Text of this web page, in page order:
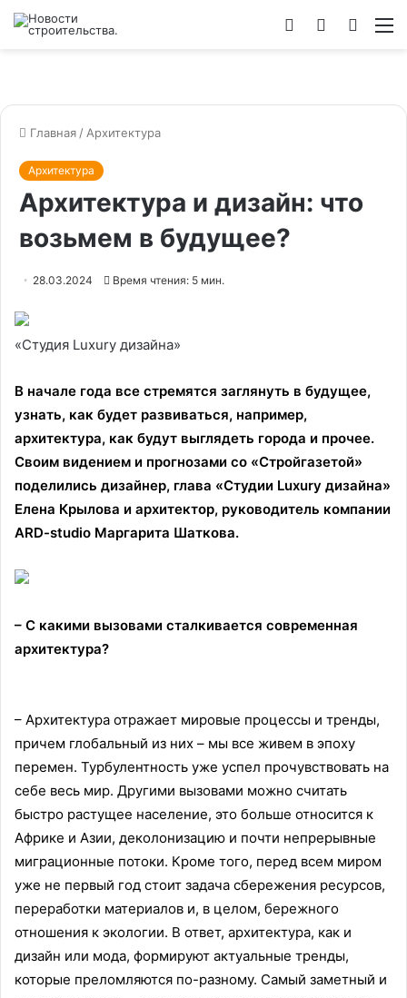
Switch
Войти
Главная / Архитектура
Архитектура
Архитектура и дизайн: что
возьмем в будущее?
28.03.2024 Время чтения: 5 мин.
«Студия Luxury дизайна»
В начале года все стремятся заглянуть в будущее,
узнать, как будет развиваться, например,
архитектура, как будут выглядеть города и прочее.
Своим видением и прогнозами со «Стройгазетой»
поделились дизайнер, глава «Студии Luxury дизайна»
Елена Крылова и архитектор, руководитель компании
ARD-studio Маргарита Шаткова.
– С какими вызовами сталкивается современная
архитектура?
– Архитектура отражает мировые процессы и тренды,
причем глобальный из них – мы все живем в эпоху
перемен. Турбулентность уже успел прочувствовать на
себе весь мир. Другими вызовами можно считать
быстро растущее население, это больше относится к
Африке и Азии, деколонизацию и почти непрерывные
миграционные потоки. Кроме того, перед всем миром
уже не первый год стоит задача сбережения ресурсов,
переработки материалов и, в целом, бережного
отношения к экологии. В ответ, архитектура, как и
дизайн или мода, формируют актуальные тренды,
которые преломляются по-разному. Самый заметный и